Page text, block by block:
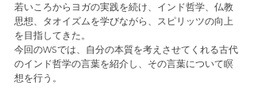
若いころからヨガの実践を続け、インド哲学、仏教
思想、タオイズムを学びながら、スピリッツの向上
を目指してきた。
今回のWSでは、自分の本質を考えさせてくれる古代
のインド哲学の言葉を紹介し、その言葉について瞑
想を行う。